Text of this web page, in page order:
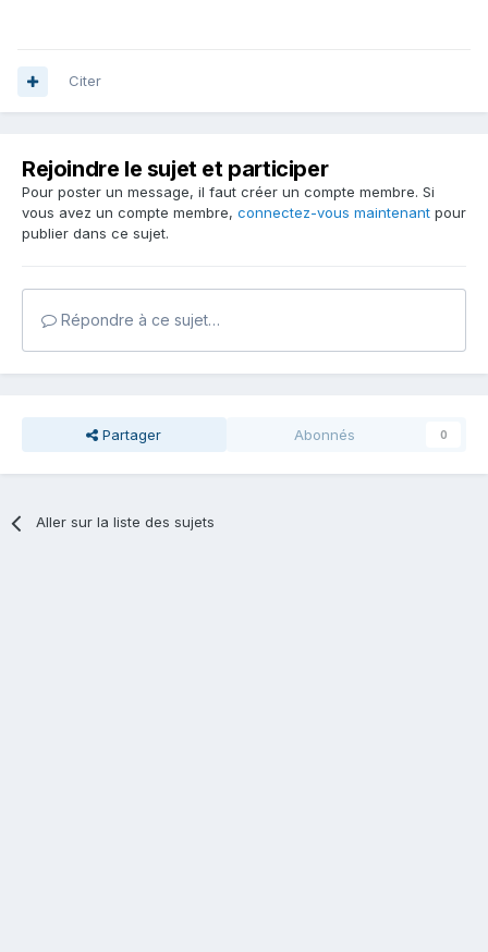
Citer
Rejoindre le sujet et participer
Pour poster un message, il faut créer un compte membre. Si
vous avez un compte membre, connectez-vous maintenant pour
publier dans ce sujet.
Répondre à ce sujet…
Partager Abonnés 0
Aller sur la liste des sujets